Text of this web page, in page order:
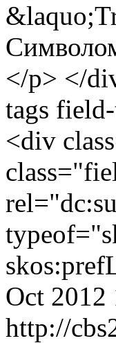
</p> </
tags
<div
Oct 2012
http://